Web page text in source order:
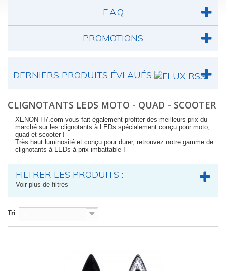
F.A.Q
PROMOTIONS
DERNIERS PRODUITS ÉVLAUÉS
CLIGNOTANTS LEDS MOTO - QUAD - SCOOTER
XENON-H7.com vous fait également profiter des meilleurs prix du
marché sur les clignotants à LEDs spécialement conçu pour moto,
quad et scooter !
Très haut luminosité et conçu pour durer, retrouvez notre gamme de
clignotants à LEDs à prix imbattable !
FILTRER LES PRODUITS :
Voir plus de filtres
Tri --